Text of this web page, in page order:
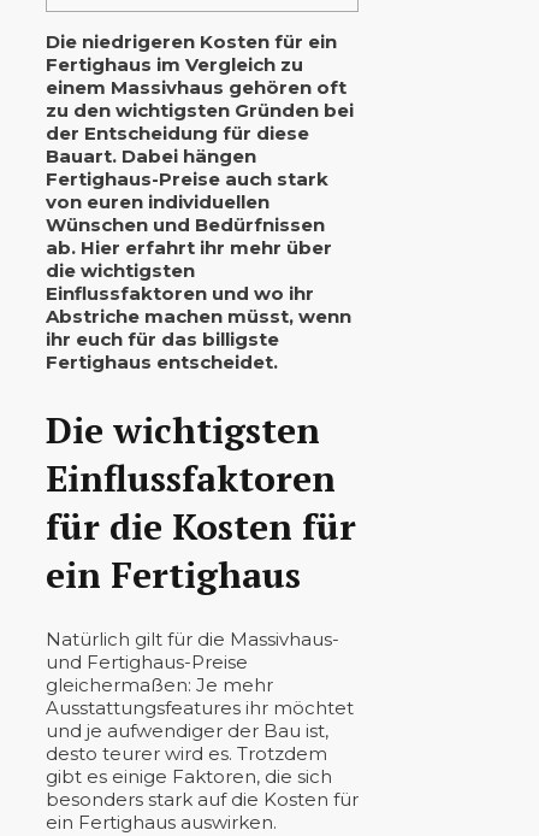
Die niedrigeren Kosten für ein
Fertighaus im Vergleich zu
einem Massivhaus gehören oft
zu den wichtigsten Gründen bei
der Entscheidung für diese
Bauart. Dabei hängen
Fertighaus-Preise auch stark
von euren individuellen
Wünschen und Bedürfnissen
ab. Hier erfahrt ihr mehr über
die wichtigsten
Einflussfaktoren und wo ihr
Abstriche machen müsst, wenn
ihr euch für das billigste
Fertighaus entscheidet.
Die wichtigsten
Einflussfaktoren
für die Kosten für
ein Fertighaus
Natürlich gilt für die Massivhaus-
und Fertighaus-Preise
gleichermaßen: Je mehr
Ausstattungsfeatures ihr möchtet
und je aufwendiger der Bau ist,
desto teurer wird es. Trotzdem
gibt es einige Faktoren, die sich
besonders stark auf die Kosten für
ein Fertighaus auswirken.